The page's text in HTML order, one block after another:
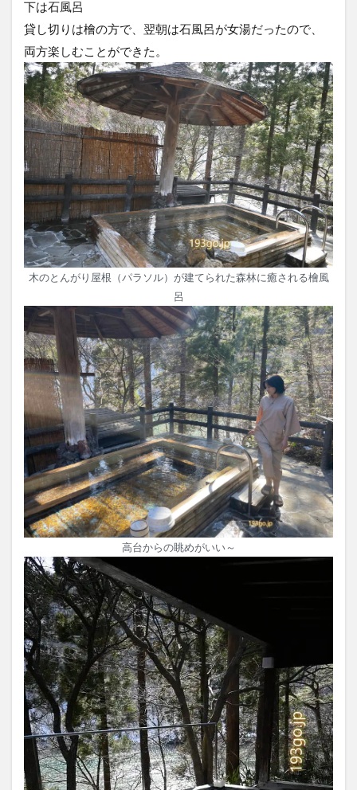
下は石風呂
貸し切りは檜の方で、翌朝は石風呂が女湯だったので、
両方楽しむことができた。
木のとんがり屋根（パラソル）が建てられた森林に癒される檜風
呂
高台からの眺めがいい～